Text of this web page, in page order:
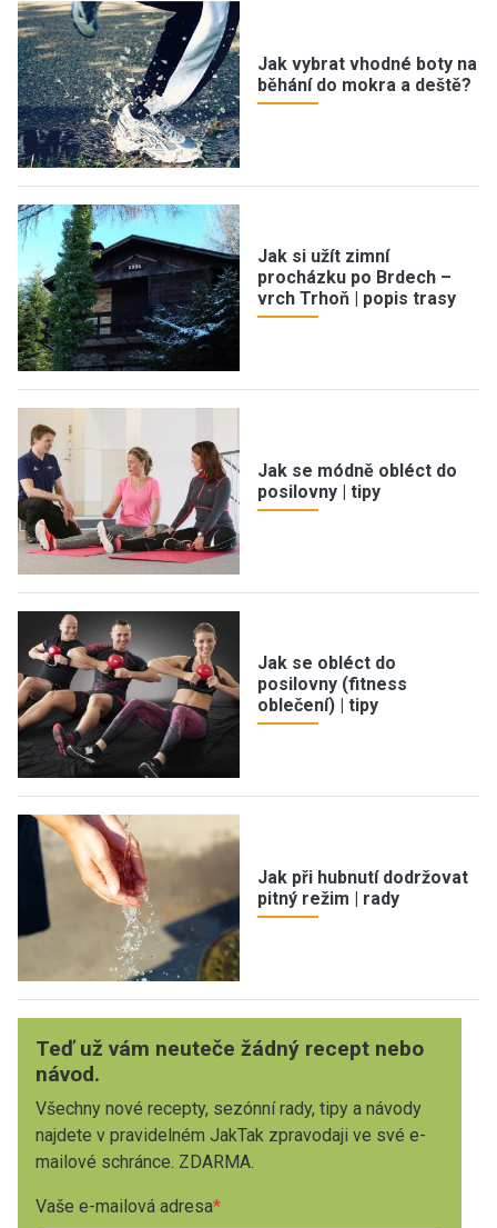
Jak vybrat vhodné boty na
běhání do mokra a deště?
Jak si užít zimní
procházku po Brdech –
vrch Trhoň | popis trasy
Jak se módně obléct do
posilovny | tipy
Jak se obléct do
posilovny (fitness
oblečení) | tipy
Jak při hubnutí dodržovat
pitný režim | rady
Teď už vám neuteče žádný recept nebo
návod.
Všechny nové recepty, sezónní rady, tipy a návody
najdete v pravidelném JakTak zpravodaji ve své e-
mailové schránce. ZDARMA.
Vaše e-mailová adresa